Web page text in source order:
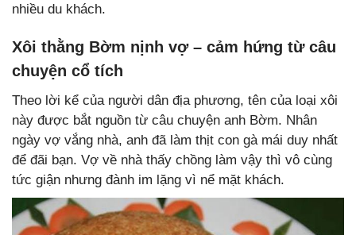
nhiều du khách.
Xôi thằng Bờm nịnh vợ – cảm hứng từ câu
chuyện cổ tích
Theo lời kể của người dân địa phương, tên của loại xôi
này được bắt nguồn từ câu chuyện anh Bờm. Nhân
ngày vợ vắng nhà, anh đã làm thịt con gà mái duy nhất
để đãi bạn. Vợ về nhà thấy chồng làm vậy thì vô cùng
tức giận nhưng đành im lặng vì nể mặt khách.